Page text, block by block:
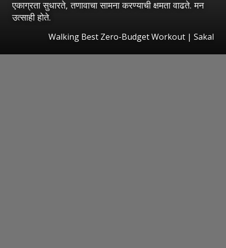
एकाग्रता सुधारते, तणावाचा सामना करण्याची क्षमता वाढते. मन
उत्साही होते.
Walking Best Zero-Budget Workout | Sakal